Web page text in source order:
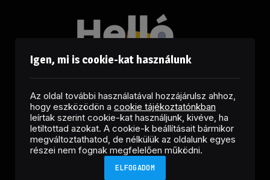
FacebookLinkedInX
(Twitter)
RSS
Igen, mi is cookie-kat használunk
Az oldal további használatával hozzájárulsz ahhoz,
hogy eszközödön a cookie tájékoztatónkban
leírtak szerint cookie-kat használjunk, kivéve, ha
letiltottad azokat. A cookie-k beállításait bármikor
megváltoztathatod, de nélkülük az oldalunk egyes
részei nem fognak megfelelően működni.
ELFOGADOM